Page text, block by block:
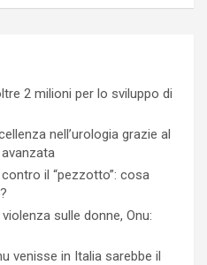
2 milioni per lo sviluppo di
nell’urologia grazie al
il “pezzotto”: cosa
sulle donne, Onu:
venisse in Italia sarebbe il